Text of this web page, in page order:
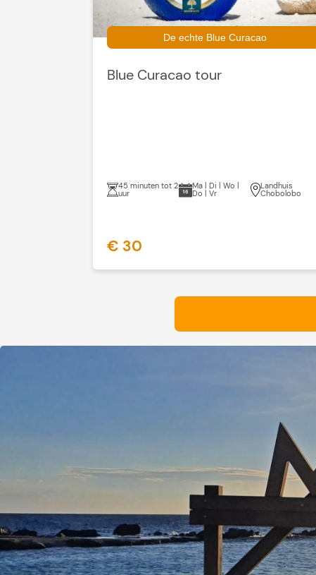
De echte Blue Curacao
Blue Curacao tour
45 minuten tot 2
uur
Ma | Di | Wo |
Do | Vr
Landhuis
Chobolobo
€ 30